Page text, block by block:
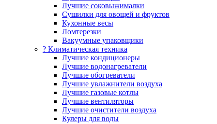
Лучшие соковыжималки
Сушилки для овощей и фруктов
Кухонные весы
Ломтерезки
Вакуумные упаковщики
?️ Климатическая техника
Лучшие кондиционеры
Лучшие водонагреватели
Лучшие обогреватели
Лучшие увлажнители воздуха
Лучшие газовые котлы
Лучшие вентиляторы
Лучшие очистители воздуха
Кулеры для воды